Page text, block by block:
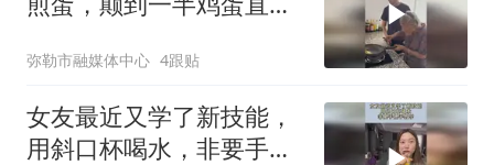
奶一世英名毁于一“蛋” #
百岁奶奶
弥勒市融媒体中心 4跟贴
女友最近又学了新技能，
用斜口杯喝水，非要手把